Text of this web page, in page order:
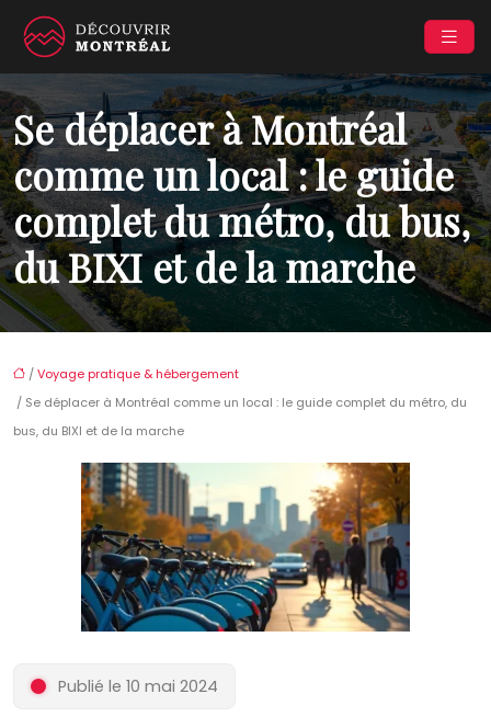
Se déplacer à Montréal
comme un local : le guide
complet du métro, du bus,
du BIXI et de la marche
/Voyage pratique & hébergement
/ Se déplacer à Montréal comme un local : le guide complet du métro, du
bus, du BIXI et de la marche
Publié le 10 mai 2024